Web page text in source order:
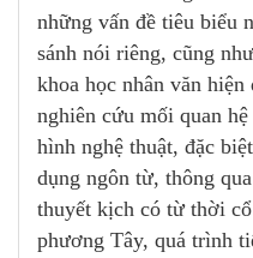
những vấn đề tiêu biểu
sánh nói riêng, cũng
khoa học nhân văn
nghiên cứu mối quan
hình nghệ thuật, đặc
dụng ngôn từ, thông
thuyết kịch có từ thời
phương Tây, quá trình